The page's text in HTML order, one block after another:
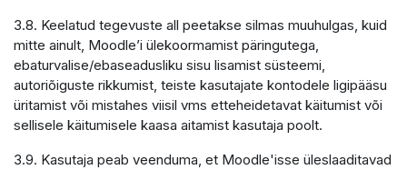
3.8. Keelatud tegevuste all peetakse silmas muuhulgas, kuid
mitte ainult, Moodle’i ülekoormamist päringutega,
ebaturvalise/ebaseadusliku sisu lisamist süsteemi,
autoriõiguste rikkumist, teiste kasutajate kontodele ligipääsu
üritamist või mistahes viisil vms etteheidetavat käitumist või
sellisele käitumisele kaasa aitamist kasutaja poolt.
3.9. Kasutaja peab veenduma, et Moodle'isse üleslaaditavad